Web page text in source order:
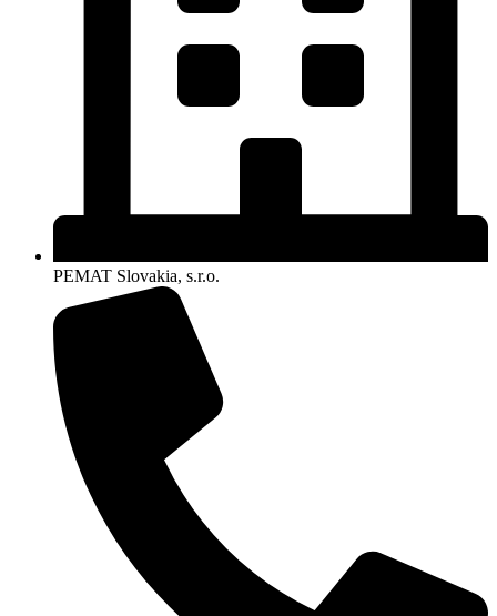
PEMAT Slovakia, s.r.o.